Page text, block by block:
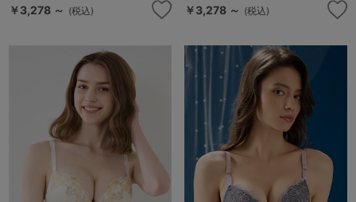
￥3,278 ～ (税込)
￥3,278 ～ (税込)